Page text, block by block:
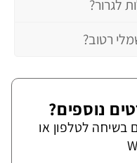
לגרור?
רטוב?
נוספים?
בשיחה לטלפון או